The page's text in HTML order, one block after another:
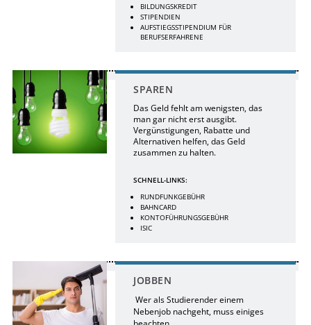
BILDUNGSKREDIT
STIPENDIEN
AUFSTIEGSSTIPENDIUM FÜR
BERUFSERFAHRENE
SPAREN
Das Geld fehlt am wenigsten, das
man gar nicht erst ausgibt.
Vergünstigungen, Rabatte und
Alternativen helfen, das Geld
zusammen zu halten.
SCHNELL-LINKS:
RUNDFUNKGEBÜHR
BAHNCARD
KONTOFÜHRUNGSGEBÜHR
ISIC
JOBBEN
Wer als Studierender einem
Nebenjob nachgeht, muss einiges